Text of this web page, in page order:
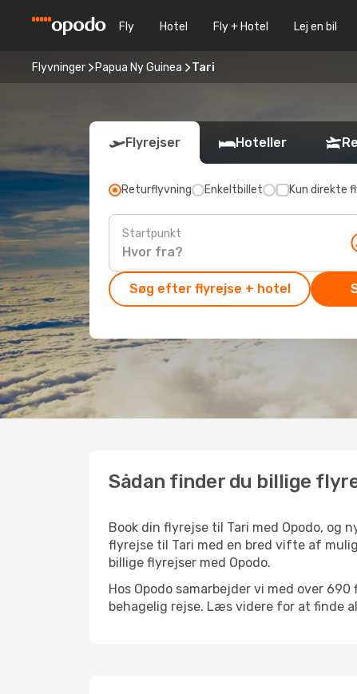
Fly Hotel Fly + Hotel Lej en bil
Flyvninger Papua Ny Guinea Tari
Flyrejser Hoteller
Returflyvning Enkeltbillet Kun direkte
Startpunkt
Søg efter flyrejse + hotel
Sådan finder du billige
Book din flyrejse til Tari med Opodo, og
flyrejse til Tari med en bred vifte af
billige flyrejser med Opodo.
Hos Opodo samarbejder vi med over
behagelig rejse. Læs videre for at finde